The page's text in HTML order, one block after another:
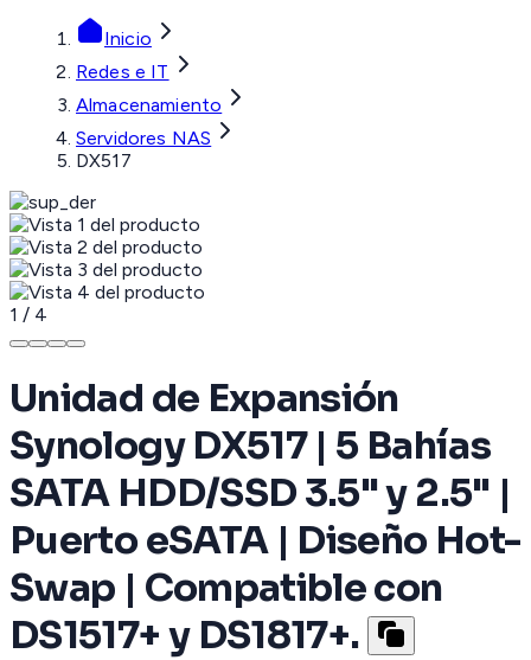
Inicio
Redes e IT
Almacenamiento
Servidores NAS
DX517
1 / 4
Unidad de Expansión
Synology DX517 | 5 Bahías
SATA HDD/SSD 3.5" y 2.5" |
Puerto eSATA | Diseño Hot-
Swap | Compatible con
DS1517+ y DS1817+.